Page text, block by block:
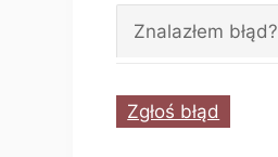
Znalazłem błąd?
Zgłoś błąd